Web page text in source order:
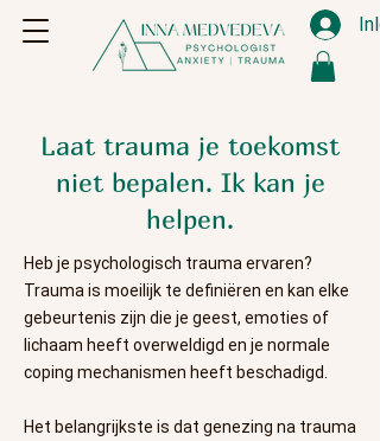
Laat trauma je toekomst
niet bepalen. Ik kan je
helpen.
Heb je psychologisch trauma ervaren?
Trauma is moeilijk te definiëren en kan elke
gebeurtenis zijn die je geest, emoties of
lichaam heeft overweldigd en je normale
coping mechanismen heeft beschadigd.
Het belangrijkste is dat genezing na trauma